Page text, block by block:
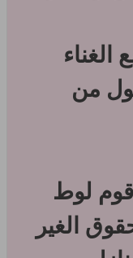
من
لوط
الغير